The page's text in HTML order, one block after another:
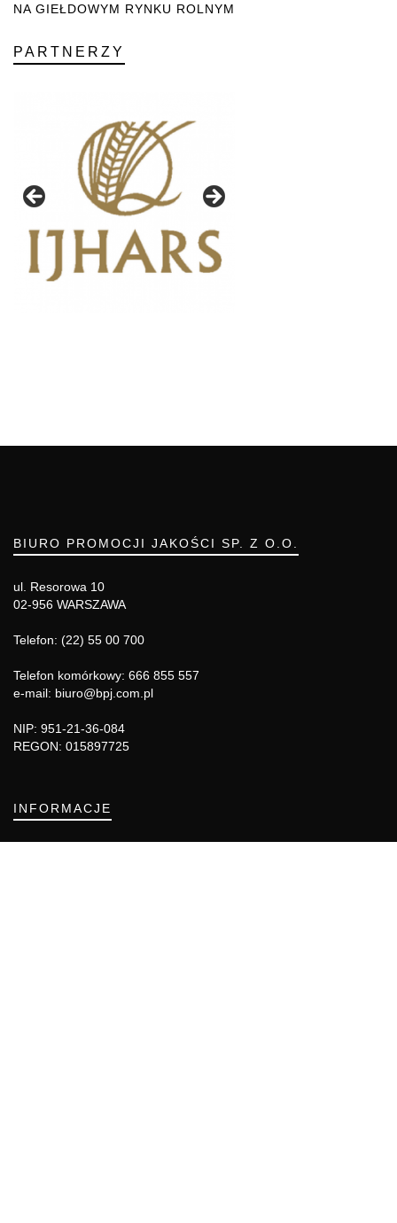
NA GIEŁDOWYM RYNKU ROLNYM
PARTNERZY
BIURO PROMOCJI JAKOŚCI SP. Z O.O.
ul. Resorowa 10
02-956 WARSZAWA
Telefon: (22) 55 00 700
Telefon komórkowy: 666 855 557
e-mail: biuro@bpj.com.pl
NIP: 951-21-36-084
REGON: 015897725
INFORMACJE